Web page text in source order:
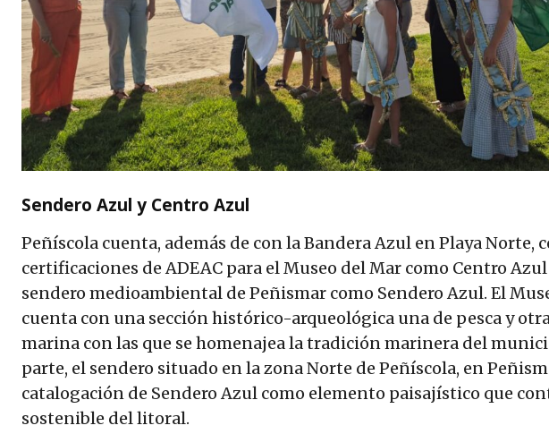
Sendero Azul y Centro Azul
Peñíscola cuenta, además de con la Bandera Azul en Playa Norte,
certificaciones de ADEAC para el Museo del Mar como Centro
sendero medioambiental de Peñismar como Sendero Azul. El
cuenta con una sección histórico-arqueológica una de pesca y
marina con las que se homenajea la tradición marinera del
parte, el sendero situado en la zona Norte de Peñíscola, en
catalogación de Sendero Azul como elemento paisajístico que
sostenible del litoral.